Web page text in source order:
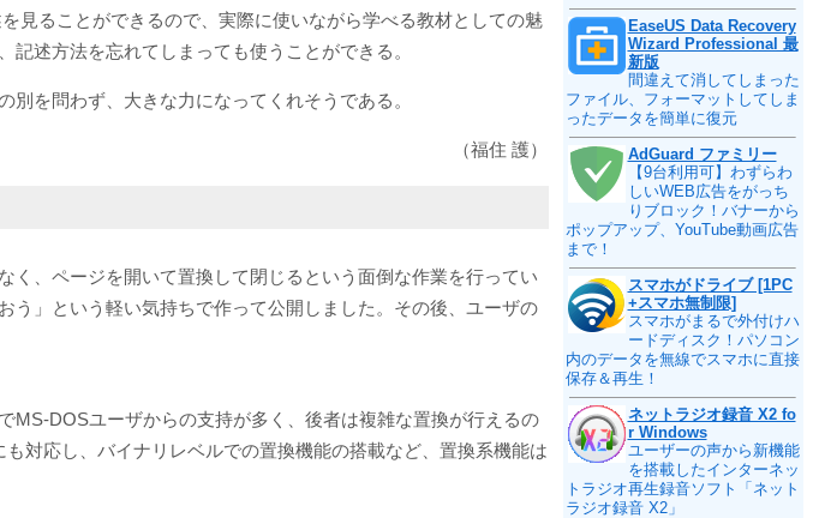
見ることができるので、実際に使いながら学べる教材としての魅
述方法を忘れてしまっても使うことができる。
を問わず、大きな力になってくれそうである。
（福住 護）
、ページを開いて置換して閉じるという面倒な作業を行ってい
う」という軽い気持ちで作って公開しました。その後、ユーザの
MS-DOSユーザからの支持が多く、後者は複雑な置換が行えるの
対応し、バイナリレベルでの置換機能の搭載など、置換系機能は
EaseUS Data Recovery
Wizard Professional 最
新版
間違えて消してしまった
ファイル、フォーマットしてしま
ったデータを簡単に復元
AdGuard ファミリー
【9台利用可】わずらわ
しいWEB広告をがっち
りブロック！バナーから
ポップアップ、YouTube動画広告
まで！
スマホがドライブ [1PC
+スマホ無制限]
スマホがまるで外付けハ
ードディスク！パソコン
内のデータを無線でスマホに直接
保存＆再生！
ネットラジオ録音 X2 fo
r Windows
ユーザーの声から新機能
を搭載したインターネッ
トラジオ再生録音ソフト「ネット
ラジオ録音 X2」